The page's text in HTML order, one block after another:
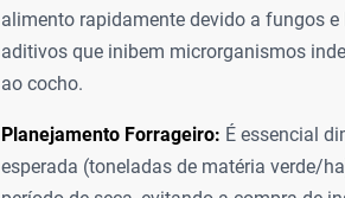
alimento rapidamente devido a fungos
aditivos que inibem microrganismos
ao cocho.
Planejamento Forrageiro: É essencial
esperada (toneladas de matéria verde/